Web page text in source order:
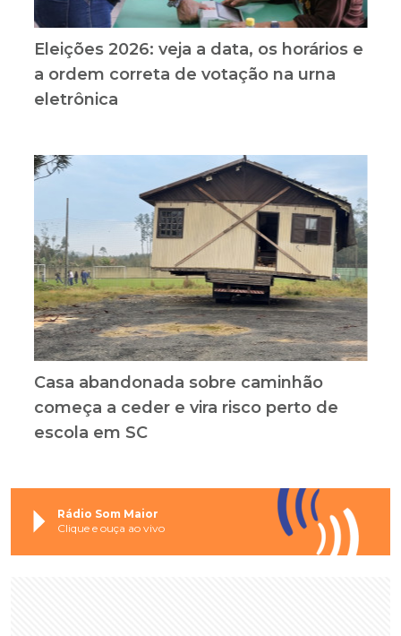
Eleições 2026: veja a data, os horários e
a ordem correta de votação na urna
eletrônica
Casa abandonada sobre caminhão
começa a ceder e vira risco perto de
escola em SC
Rádio Som Maior
Clique e ouça ao vivo